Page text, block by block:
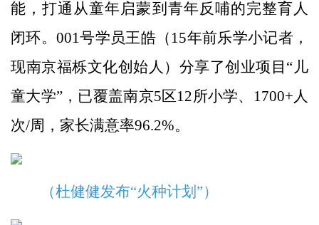
能，打通从童年启蒙到青年反哺的完整育人
闭环。001号学员王皓（15年前乐学小记者，
现南京福栎文化创始人）分享了创业项目“儿
童大学”，已覆盖南京5区12所小学、1700+人
次/周，家长满意率96.2%。
（杜健健发布“火种计划”）